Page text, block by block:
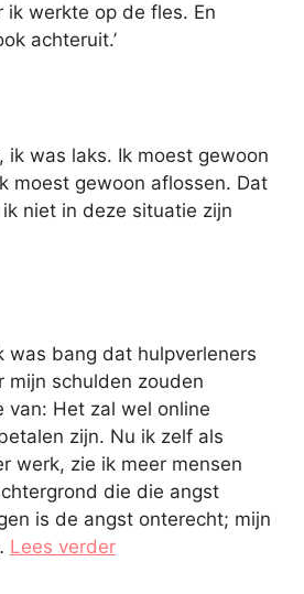
ik werkte op de fles. En
achteruit.’
ik was laks. Ik moest gewoon
moest gewoon aflossen. Dat
niet in deze situatie zijn
was bang dat hulpverleners
mijn schulden zouden
van: Het zal wel online
zijn. Nu ik zelf als
werk, zie ik meer mensen
die die angst
is de angst onterecht; mijn
Lees verder